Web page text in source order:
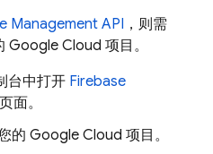
Management API ，则需
Google Cloud 项目。
台中打开 Firebase
页面。
的 Google Cloud 项目。